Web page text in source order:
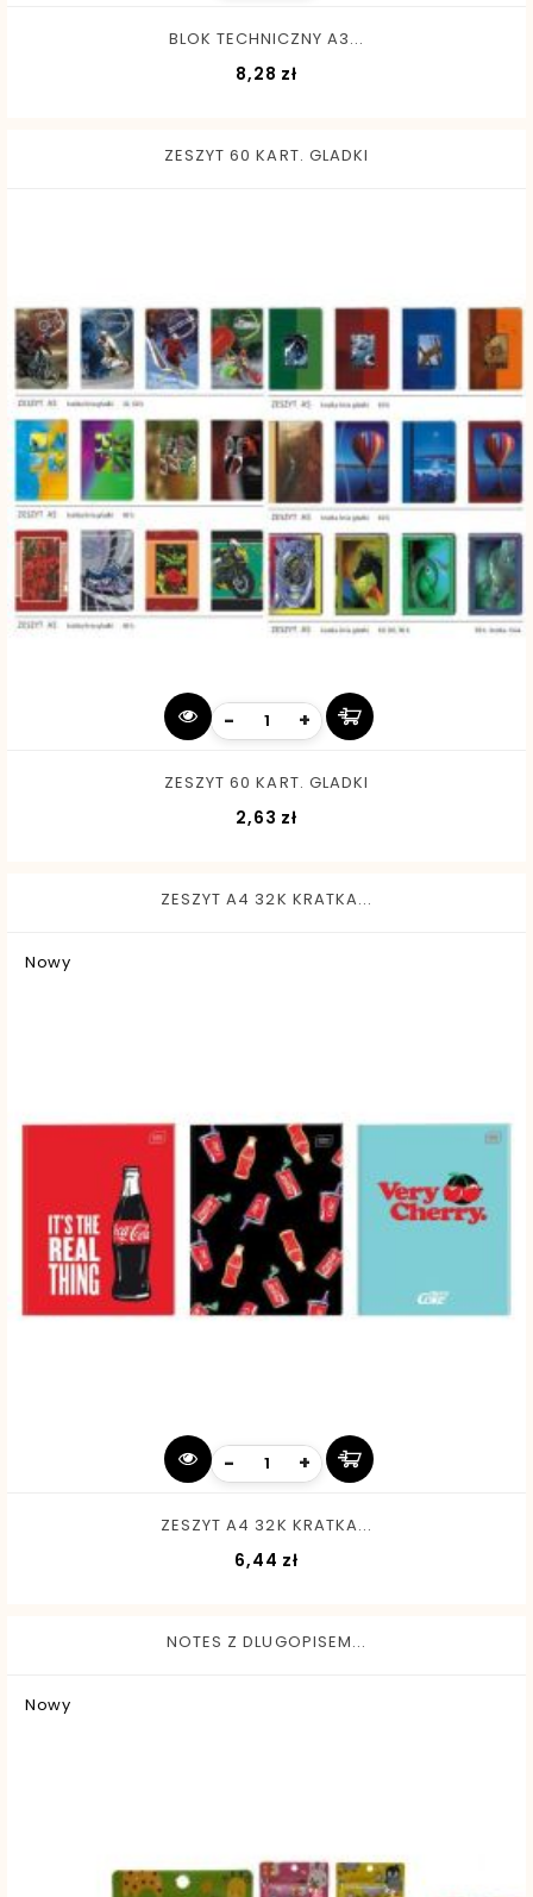
BLOK TECHNICZNY A3...
8,28 zł
ZESZYT 60 KART. GLADKI
- +
ZESZYT 60 KART. GLADKI
2,63 zł
ZESZYT A4 32K KRATKA...
Nowy
- +
ZESZYT A4 32K KRATKA...
6,44 zł
NOTES Z DLUGOPISEM...
Nowy